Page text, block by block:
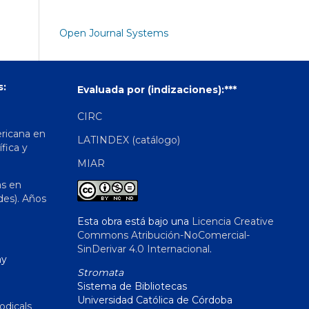
Open Journal Systems
en
y
en
Años
Evaluada por (indizaciones):***
CIRC
LATINDEX (catálogo)
MIAR
Esta obra está bajo una Licencia Creative
Commons Atribución-NoComercial-
SinDerivar 4.0 Internacional.
Stromata
Sistema de Bibliotecas
Universidad Católica de Córdoba